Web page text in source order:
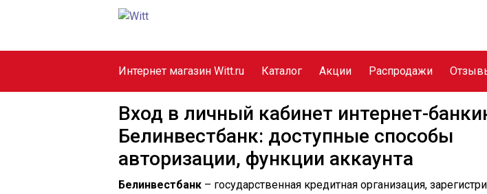
Интернет магазин Witt.ru Каталог Акции Распродажи
Вход в личный кабинет интернет-
Белинвестбанк: доступные способы
авторизации, функции аккаунта
Белинвестбанк – государственная кредитная организация,